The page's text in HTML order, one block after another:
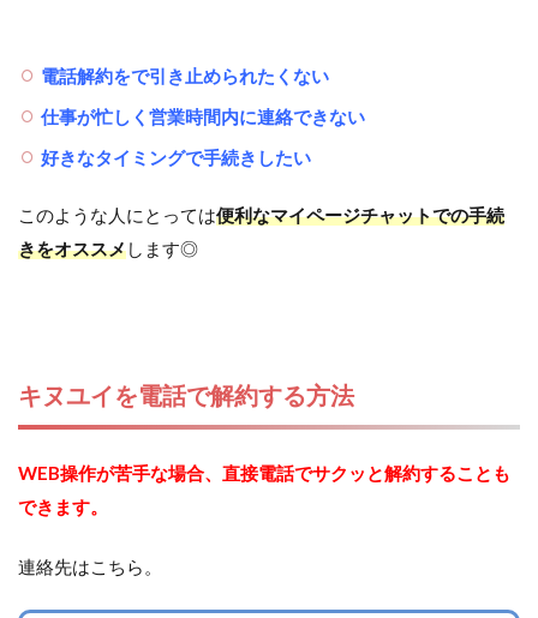
電話解約をで引き止められたくない
仕事が忙しく営業時間内に連絡できない
好きなタイミングで手続きしたい
このような人にとっては便利なマイページチャットでの手続
きをオススメします◎
キヌユイを電話で解約する方法
WEB操作が苦手な場合、直接電話でサクッと解約することも
できます。
連絡先はこちら。